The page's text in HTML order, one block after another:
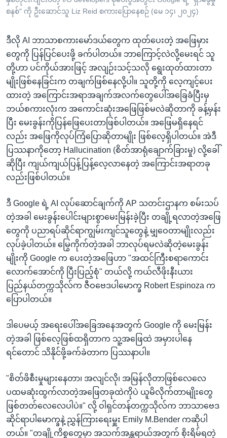
စနစ်" ကို ဦးဆောင်သူ Liz Reid စကားပြောနေစဉ် (မေ ၁၄၊ ၂၀၂၄)
ဒီလို AI ဘာသာစကားမော်ဒယ်တွေက ထုတ်ပေးတဲ့ အဖြေမှား
တွေကို ပြန်ပြင်ပေးဖို့ ခက်ပါတယ်။ ဘာကြောင့်လဲလို့မေးရင် သူ
တို့ဟာ ပင်ကိုယ်အားဖြင့် အလျဉ်းသင့်သလို ရွေးထုတ်ထားတာ
မျိုးဖြစ်နေခြင်းက တချက်ဖြစ်နေလို့ပါ။ သူတို့ကို လေ့ကျင့်ပေး
ထားတဲ့ အကြောင်းအရာအချက်အလက်တွေပေါ်အခြေခံပြီးမှ
ဘယ်စကားလုံးက အကောင်းဆုံးအဖြေဖြစ်မလဲဆိုတာကို ခန့်မှန်း
ပြီး မေးခွန်းကိုပြန်ဖြေပေးတာဖြစ်ပါတယ်။ အဖြေမရှိနေရင်
လည်း အဖြေကိုလုပ်ကြံပြောဆိုတာမျိုး ဖြစ်လေ့ရှိပါတယ်။ အဲဒီ
ပြဿနာကိုတော့ Hallucination (စိတ်အာရုံချောက်ခြားမှု) လို့ခေါ်
ဆိုပြီး ကျယ်ကျယ်ပြန့်ပြန့်လေ့လာနေတဲ့ အကြောင်းအရာတခု
လည်းဖြစ်ပါတယ်။
ဒီ Google ရဲ့ AI လုပ်ဆောင်ချက်ကို AP သတင်းဌာနက စမ်းသပ်
တဲ့အခါ မေးခွန်းပေါင်းများစွာမေးမြန်းခဲ့ပြီး တချို့ရလာတဲ့အဖြေ
တွေကို ပညာရပ်ဆိုင်ရာကျွမ်းကျင်သူတွေနဲ့ မျှဝေတာမျိုးလည်း
လုပ်ခဲ့ပါတယ်။ မြွေကိုက်တဲ့အခါ ဘာလုပ်ရမလဲဆိုတဲ့မေးခွန်း
မျိုးကို Google က ပေးတဲ့အဖြေဟာ "အထင်ကြီးစရာကောင်း
လောက်အောင်ကို ပြီးပြည့်စုံ" တယ်လို့ ကယ်လီဖိုးနီးယား
ပြည်နယ်တက္ကသိုလ်က ဇီဝဗေဒပါမောက္ခ Robert Espinoza က
ပြောပါတယ်။
ဒါပေမယ့် အရေးပေါ်အခြေအနေအတွက် Google ကို မေးမြန်း
တဲ့အခါ ဖြစ်လေ့ဖြစ်ထရှိတာက သူ့အဖြေထဲ အမှားပါနေ
ရင်တောင် သိနိုင်ဖို့ခက်ခဲတာက ပြဿနာပါ။
"စိတ်ဖိစီးမှုများနေတာ၊ အလျင်လို၊ အမြန်လိုတာဖြစ်လေလေ
ပထမဆုံးထွက်လာတဲ့အဖြေတခုထဲကိုပဲ ယူမိလိုက်တာမျိုးတွေ
ဖြစ်တတ်လေလေပါပဲ။" လို့ ဝါရှင်တန်တက္ကသိုလ်က ဘာသာဗေဒ
ဆိုင်ရာပါမောက္ခနဲ့ ညွှန်ကြားရေးမှူး Emily M.Bender ကဆိုပါ
တယ်။ "တချို့ကိစ္စတွေမှာ အသက်အန္တရာယ်အတွက် စိုးရိမ်ရတဲ့